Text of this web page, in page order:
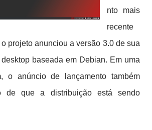
nto mais
recente
projeto anunciou a versão 3.0 de sua
baseada em Debian. Em uma
o anúncio de lançamento também
de que a distribuição está sendo